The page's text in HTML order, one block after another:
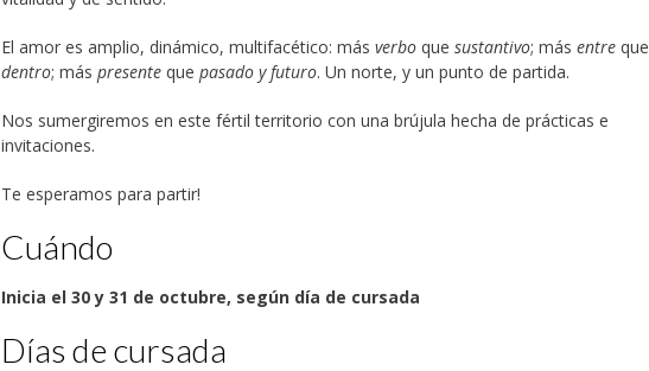
El amor es amplio, dinámico, multifacético: más verbo quesustantivo; más entre que
dentro; máspresentequepasado y futuro. Un norte, y un punto de partida.
Nos sumergiremos en este fértil territorio con una brújula hecha de prácticas e
invitaciones.
Te esperamos para partir!
Cuándo
Inicia el 30 y 31 de octubre, según día de cursada
Días de cursada